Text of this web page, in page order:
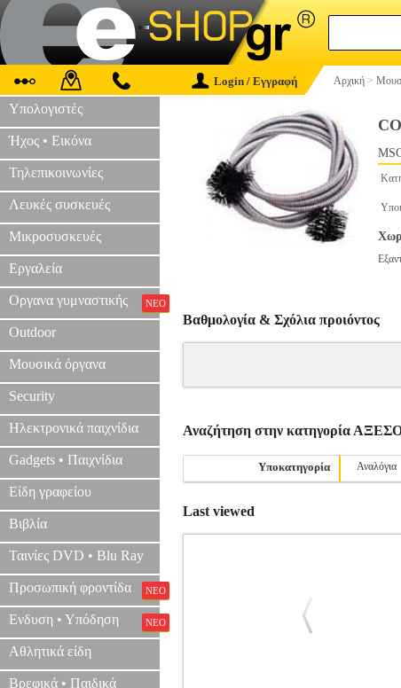
Login / Εγγραφή Αρχική >
Υπολογιστές
Ήχος • Εικόνα
Τηλεπικοινωνίες
Λευκές συσκευές
Μικροσυσκευές
Εργαλεία
Οργανα γυμναστικής ΝΕΟ
Outdoor
Μουσικά όργανα
Security
Ηλεκτρονικά παιχνίδια
Gadgets • Παιχνίδια
Είδη γραφείου
Βιβλία
Ταινίες DVD • Blu Ray
Προσωπική φροντίδα ΝΕΟ
Ενδυση • Υπόδηση ΝΕΟ
Αθλητικά είδη
Βρεφικά • Παιδικά
Βαθμολογία & Σχόλια προιόντος
Αναζήτηση στην κατηγορία
Υποκατηγορία Αναλόγια
Last viewed